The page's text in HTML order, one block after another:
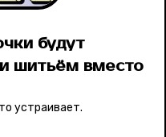
будут
шитьём вместо
устраивает.